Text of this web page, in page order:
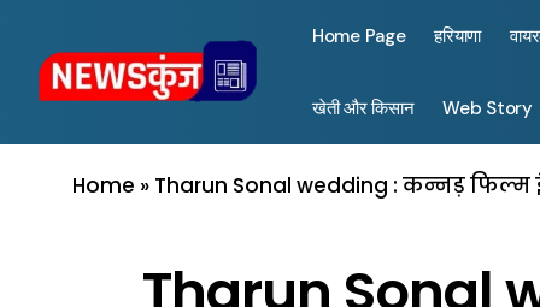
Home Page हरियाणा
खेती और किसान Web Story
Home » Tharun Sonal wedding : कन्नड़ फिल्म